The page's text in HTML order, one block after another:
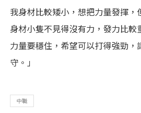
我身材比較矮小，想把力量發揮，
身材小隻不見得沒有力，發力比較
力量要穩住，希望可以打得強勁，
守。」
中職